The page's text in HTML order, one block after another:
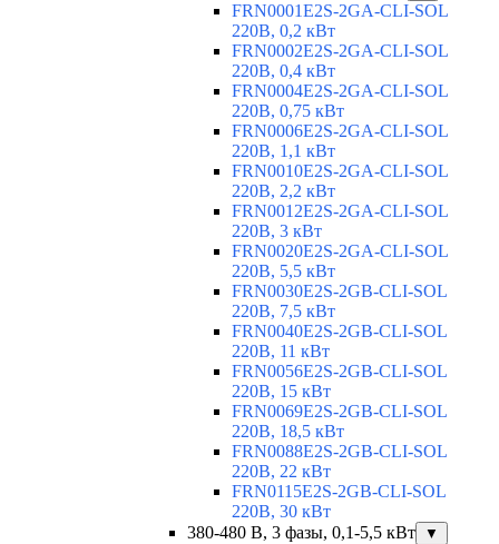
FRN0001E2S-2GA-CLI-SOL
220В, 0,2 кВт
FRN0002E2S-2GA-CLI-SOL
220В, 0,4 кВт
FRN0004E2S-2GA-CLI-SOL
220В, 0,75 кВт
FRN0006E2S-2GA-CLI-SOL
220В, 1,1 кВт
FRN0010E2S-2GA-CLI-SOL
220В, 2,2 кВт
FRN0012E2S-2GA-CLI-SOL
220В, 3 кВт
FRN0020E2S-2GA-CLI-SOL
220В, 5,5 кВт
FRN0030E2S-2GB-CLI-SOL
220В, 7,5 кВт
FRN0040E2S-2GB-CLI-SOL
220В, 11 кВт
FRN0056E2S-2GB-CLI-SOL
220В, 15 кВт
FRN0069E2S-2GB-CLI-SOL
220В, 18,5 кВт
FRN0088E2S-2GB-CLI-SOL
220В, 22 кВт
FRN0115E2S-2GB-CLI-SOL
220В, 30 кВт
380-480 В, 3 фазы, 0,1-5,5 кВт
▼